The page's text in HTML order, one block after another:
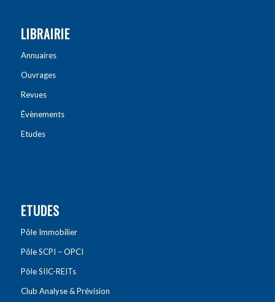
LIBRAIRIE
Annuaires
Ouvrages
Revues
Évènements
Etudes
ETUDES
Pôle Immobilier
Pôle SCPI – OPCI
Pôle SIIC-REITs
Club Analyse & Prévision